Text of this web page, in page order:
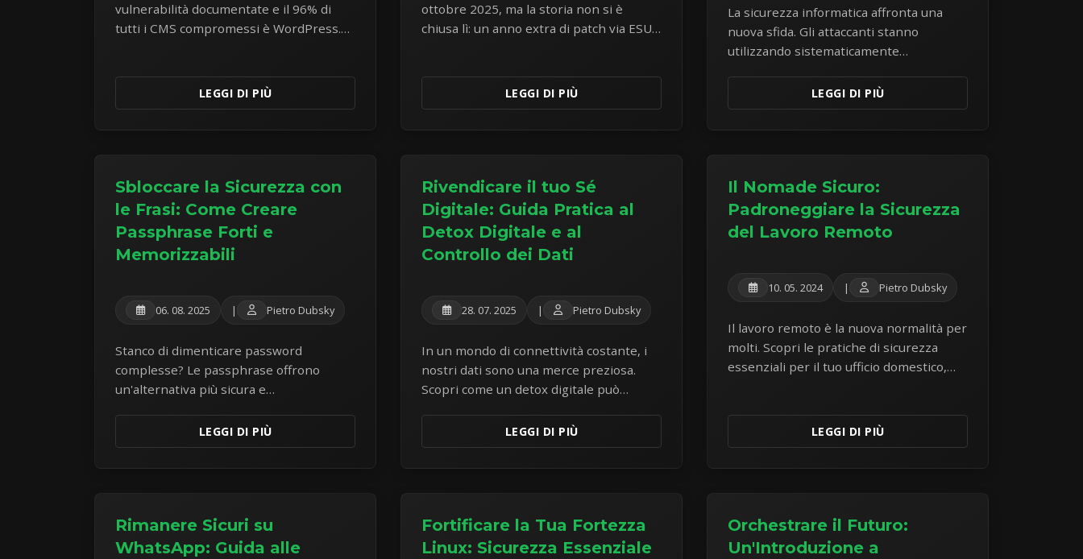
vulnerabilità documentate e il 96% di
tutti i CMS compromessi è WordPress.
applicazioni aziendali sul CMS più
attaccato al mondo.
LEGGI DI PIÙ
ottobre 2025, ma la storia non si è
chiusa lì: un anno extra di patch via ESU
LEGGI DI PIÙ
La sicurezza informatica affronta una
nuova sfida. Gli attaccanti stanno
utilizzando sistematicamente
attacchi sofisticati che possono aggirare
le misure di sicurezza tradizionali.
L'analisi di malware reale rivela una
LEGGI DI PIÙ
Sbloccare la Sicurezza con
le Frasi: Come Creare
Passphrase Forti e
Memorizzabili
06. 08. 2025 | Pietro Dubsky
Stanco di dimenticare password
complesse? Le passphrase offrono
un'alternativa più sicura e
passphrase robuste per proteggere i
tuoi account online.
LEGGI DI PIÙ
Rivendicare il tuo Sé
Digitale: Guida Pratica al
Detox Digitale e al
Controllo dei Dati
28. 07. 2025 | Pietro Dubsky
In un mondo di connettività costante, i
nostri dati sono una merce preziosa.
Scopri come un detox digitale può
a riacquistare un maggiore controllo
sulle tue informazioni personali.
LEGGI DI PIÙ
Il Nomade Sicuro:
Padroneggiare la Sicurezza
del Lavoro Remoto
10. 05. 2024 | Pietro Dubsky
Il lavoro remoto è la nuova normalità per
molti. Scopri le pratiche di sicurezza
essenziali per il tuo ufficio domestico,
per rimanere al sicuro e produttivo.
LEGGI DI PIÙ
Rimanere Sicuri su
WhatsApp: Guida alle
Fortificare la Tua Fortezza
Linux: Sicurezza Essenziale
Orchestrare il Futuro:
Un'Introduzione a